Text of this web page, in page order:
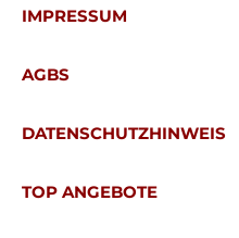
IMPRESSUM
AGBS
DATENSCHUTZHINWEIS
TOP ANGEBOTE